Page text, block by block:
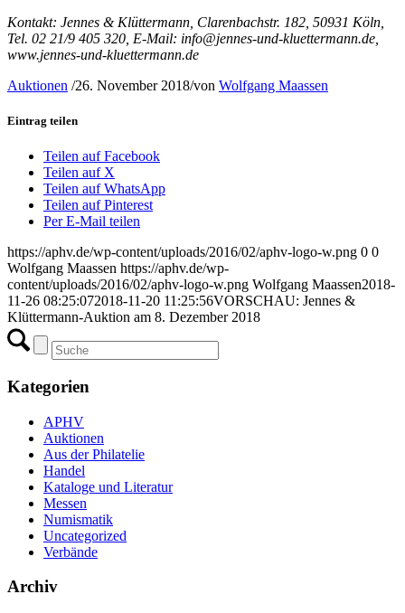
Kontakt: Jennes & Klüttermann, Clarenbachstr. 182, 50931 Köln,
Tel. 02 21/9 405 320, E-Mail: info@jennes-und-kluettermann.de,
www.jennes-und-kluettermann.de
Auktionen /26. November 2018/von Wolfgang Maassen
Eintrag teilen
Teilen auf Facebook
Teilen auf X
Teilen auf WhatsApp
Teilen auf Pinterest
Per E-Mail teilen
https://aphv.de/wp-content/uploads/2016/02/aphv-logo-w.png 0 0
Wolfgang Maassen https://aphv.de/wp-
content/uploads/2016/02/aphv-logo-w.png Wolfgang Maassen2018-
11-26 08:25:072018-11-20 11:25:56VORSCHAU: Jennes &
Klüttermann-Auktion am 8. Dezember 2018
Kategorien
APHV
Auktionen
Aus der Philatelie
Handel
Kataloge und Literatur
Messen
Numismatik
Uncategorized
Verbände
Archiv